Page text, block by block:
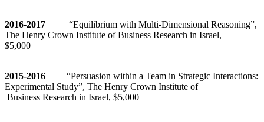
2016-2017 “Equilibrium with Multi-Dimensional Reasoning”,
The Henry Crown Institute of Business Research in Israel,
$5,000
2015-2016 “Persuasion within a Team in Strategic Interactions:
Experimental Study”, The Henry Crown Institute of
Business Research in Israel, $5,000